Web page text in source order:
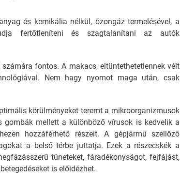
és kemikália nélkül, ózongáz termelésével, a
fertőtleníteni és szagtalanítani az autók
fontos. A makacs, eltüntethetetlennek vélt
Nem hagy nyomot maga után, csak
körülményeket teremt a mikroorganizmusok
gombák mellett a különböző vírusok is kedvelik a
hozzáférhető részeit. A gépjármű szellőző
a belső térbe juttatja. Ezek a részecskék a
tüneteket, fáradékonyságot, fejfájást,
is előidézhet.